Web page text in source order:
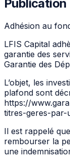
Publication
Adhésion au
LFIS Capital
garantie des
Garantie des
L’objet, les
plafond sont
https://
titres-geres-par-
Il est rappelé
rembourser la
une